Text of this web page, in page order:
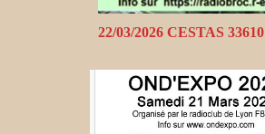
22/03/2026 CESTAS 33610